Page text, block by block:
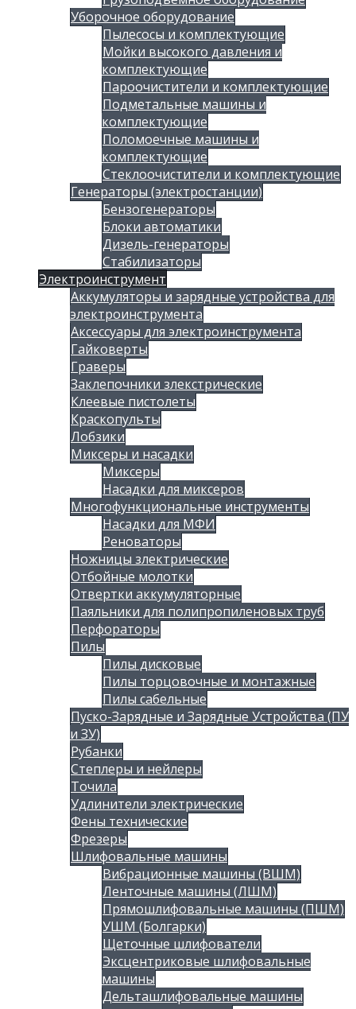
Уборочное оборудование
Пылесосы и комплектующие
Мойки высокого давления и
комплектующие
Пароочистители и комплектующие
Подметальные машины и
комплектующие
Поломоечные машины и
комплектующие
Стеклоочистители и комплектующие
Генераторы (электростанции)
Бензогенераторы
Блоки автоматики
Дизель-генераторы
Стабилизаторы
Электроинструмент
Аккумуляторы и зарядные устройства для
электроинструмента
Аксессуары для электроинструмента
Гайковерты
Граверы
Заклепочники злекстрические
Клеевые пистолеты
Краскопульты
Лобзики
Миксеры и насадки
Миксеры
Насадки для миксеров
Многофункциональные инструменты
Насадки для МФИ
Реноваторы
Ножницы злектрические
Отбойные молотки
Отвертки аккумуляторные
Паяльники для полипропиленовых труб
Перфораторы
Пилы
Пилы дисковые
Пилы торцовочные и монтажные
Пилы сабельные
Пуско-Зарядные и Зарядные Устройства (ПУ
и ЗУ)
Рубанки
Степлеры и нейлеры
Точила
Удлинители электрические
Фены технические
Фрезеры
Шлифовальные машины
Вибрационные машины (ВШМ)
Ленточные машины (ЛШМ)
Прямошлифовальные машины (ПШМ)
УШМ (Болгарки)
Щеточные шлифователи
Эксцентриковые шлифовальные
машины
Дельташлифовальные машины